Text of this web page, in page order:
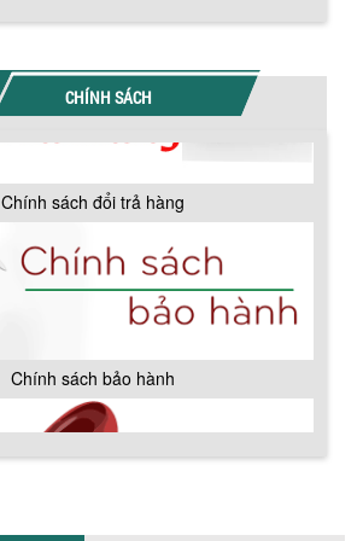
CHÍNH SÁCH
Chính sách đổi trả hàng
Chính sách bảo hành
BỒN CHỨA GIẢI NHIỆT SƠN, MỰC IN
tạo gồm 2 lớp inox và được dùng để
làm giảm nhiệt độ của nguyên...